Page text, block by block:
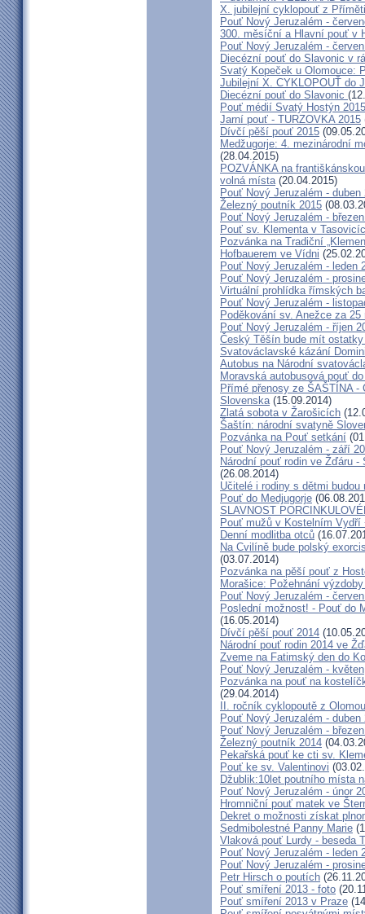
X. jubilejní cyklopouť z
Pouť Nový Jeruzalém -
300. měsíční a Hlavní pouť v
Pouť Nový Jeruzalém -
Diecézní pouť do Slavonic v
Svatý Kopeček u Olomouce:
Jubilejní X. CYKLOPOUŤ do
Diecézní pouť do Slavonic
Pouť médií Svatý Hostýn 2015
Jarní pouť - TURZOVKA 2015
Dívčí pěší pouť 2015
Medžugorje: 4. mezinárodní
(28.04.2015)
POZVÁNKA na
volná místa (20.04.2015)
Pouť Nový Jeruzalém - duben
Železný poutník 2015
Pouť Nový Jeruzalém -
Pouť sv. Klementa v
Pozvánka na Tradiční
Hofbauerem ve Vídni
Pouť Nový Jeruzalém - leden
Pouť Nový Jeruzalém -
Virtuální prohlídka římských
Pouť Nový Jeruzalém -
Poděkování sv. Anežce za 25
Pouť Nový Jeruzalém - říjen
Český Těšín bude mít
Svatováclavské kázání
Autobus na Národní
Moravská autobusová pouť
Přímé přenosy ze ŠAŠTÍNA -
Slovenska (15.09.2014)
Zlatá sobota v Žarošicích
Šaštín: národní svatyně
Pozvánka na Pouť setkání
Pouť Nový Jeruzalém - září
Národní pouť rodin ve Žďáru
(26.08.2014)
Učitelé i rodiny s dětmi
Pouť do Medjugorje
SLAVNOST
Pouť mužů v Kostelním Vydří
Denní modlitba otců
Na Cvilíně bude polský
(03.07.2014)
Pozvánka na pěší pouť z
Morašice: Požehnání
Pouť Nový Jeruzalém -
Poslední možnost! - Pouť do
(16.05.2014)
Dívčí pěší pouť 2014
Národní pouť rodin 2014 ve
Zveme na Fatimský den do
Pouť Nový Jeruzalém - květen
Pozvánka na pouť na
(29.04.2014)
II. ročník cyklopoutě z
Pouť Nový Jeruzalém - duben
Pouť Nový Jeruzalém -
Železný poutník 2014
Pekařská pouť ke cti sv.
Pouť ke sv. Valentinovi
Džublik:10let poutního místa
Pouť Nový Jeruzalém - únor
Hromniční pouť matek ve
Dekret o možnosti získat
Sedmibolestné Panny Marie
Vlaková pouť Lurdy - beseda
Pouť Nový Jeruzalém - leden
Pouť Nový Jeruzalém -
Petr Hirsch o poutích
Pouť smíření 2013 - foto
Pouť smíření 2013 v Praze